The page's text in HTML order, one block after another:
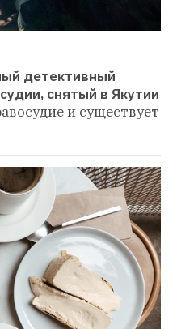
детективный
снятый в Якутии
и существует